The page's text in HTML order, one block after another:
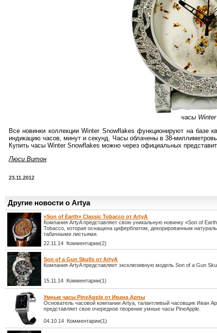
часы
Все новинки коллекции Winter Snowflakes функционируют на базе
индикацию часов, минут и секунд. Часы облачены в 38-
Купить часы Winter Snowflakes можно через официальных
Люси Витон
23.11.2012
Другие новости о Artya
«Son of Earth» Classic Tobacco от ArtyA
Компания ArtyA представляет свою уникальную новинку «Son of
Tobacco, которая оснащена циферблатом, декорированным
табачными листьями.
22.11.14 Комментарии(2)
Son of a Gun Skulls от ArtyA
Компания ArtyA представляет эксклюзивную модель Son of a Gun
15.11.14 Комментарии(1)
Умные часы PineApple от Ивана Арпы
Основатель часовой компании Artya, талантливый часовщик Иван
представляет свое очередное творение умные часы PineApple.
04.10.14 Комментарии(1)